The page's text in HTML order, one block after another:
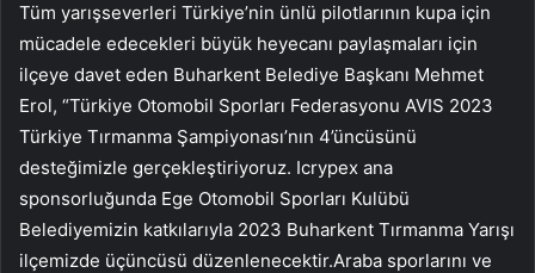
Tüm yarışseverleri Türkiye’nin ünlü pilotlarının kupa için
mücadele edecekleri büyük heyecanı paylaşmaları için
ilçeye davet eden Buharkent Belediye Başkanı Mehmet
Erol, “Türkiye Otomobil Sporları Federasyonu AVIS 2023
Türkiye Tırmanma Şampiyonası’nın 4’üncüsünü
desteğimizle gerçekleştiriyoruz. Icrypex ana
sponsorluğunda Ege Otomobil Sporları Kulübü
Belediyemizin katkılarıyla 2023 Buharkent Tırmanma Yarışı
ilçemizde üçüncüsü düzenlenecektir.Araba sporlarını ve